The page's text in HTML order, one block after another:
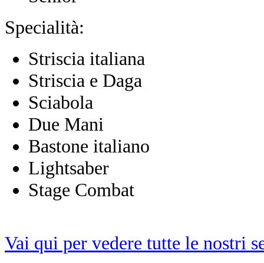
Specialità:
Striscia italiana
Striscia e Daga
Sciabola
Due Mani
Bastone italiano
Lightsaber
Stage Combat
Vai qui per vedere tutte le nostri